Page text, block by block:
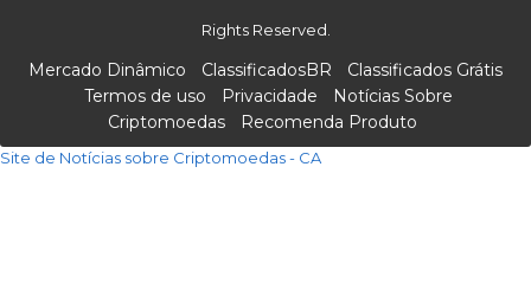
Rights Reserved.
Mercado Dinâmico ClassificadosBR
Classificados Grátis
Termos de uso
Privacidade
Notícias Sobre
Criptomoedas
Recomenda Produto
Site de Notícias sobre Criptomoedas - CA